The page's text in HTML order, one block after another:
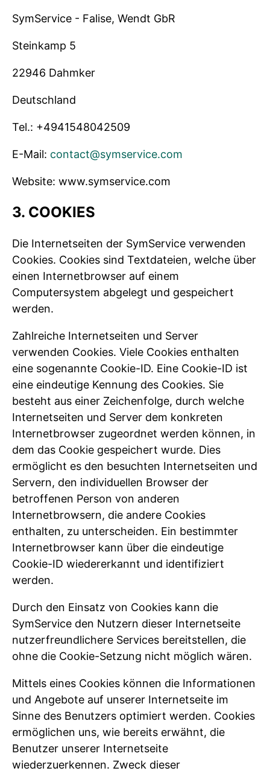
SymService - Falise, Wendt GbR
Steinkamp 5
22946 Dahmker
Deutschland
Tel.: +4941548042509
E-Mail: contact@symservice.com
Website: www.symservice.com
3. COOKIES
Die Internetseiten der SymService verwenden
Cookies. Cookies sind Textdateien, welche über
einen Internetbrowser auf einem
Computersystem abgelegt und gespeichert
werden.
Zahlreiche Internetseiten und Server
verwenden Cookies. Viele Cookies enthalten
eine sogenannte Cookie-ID. Eine Cookie-ID ist
eine eindeutige Kennung des Cookies. Sie
besteht aus einer Zeichenfolge, durch welche
Internetseiten und Server dem konkreten
Internetbrowser zugeordnet werden können, in
dem das Cookie gespeichert wurde. Dies
ermöglicht es den besuchten Internetseiten und
Servern, den individuellen Browser der
betroffenen Person von anderen
Internetbrowsern, die andere Cookies
enthalten, zu unterscheiden. Ein bestimmter
Internetbrowser kann über die eindeutige
Cookie-ID wiedererkannt und identifiziert
werden.
Durch den Einsatz von Cookies kann die
SymService den Nutzern dieser Internetseite
nutzerfreundlichere Services bereitstellen, die
ohne die Cookie-Setzung nicht möglich wären.
Mittels eines Cookies können die Informationen
und Angebote auf unserer Internetseite im
Sinne des Benutzers optimiert werden. Cookies
ermöglichen uns, wie bereits erwähnt, die
Benutzer unserer Internetseite
wiederzuerkennen. Zweck dieser